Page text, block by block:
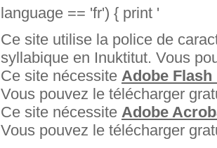
language == 'fr') { print '
Ce site utilise la police de
syllabique en Inuktitut. Vous
Ce site nécessite Adobe Flash
Vous pouvez le télécharger
Ce site nécessite Adobe
Vous pouvez le télécharger